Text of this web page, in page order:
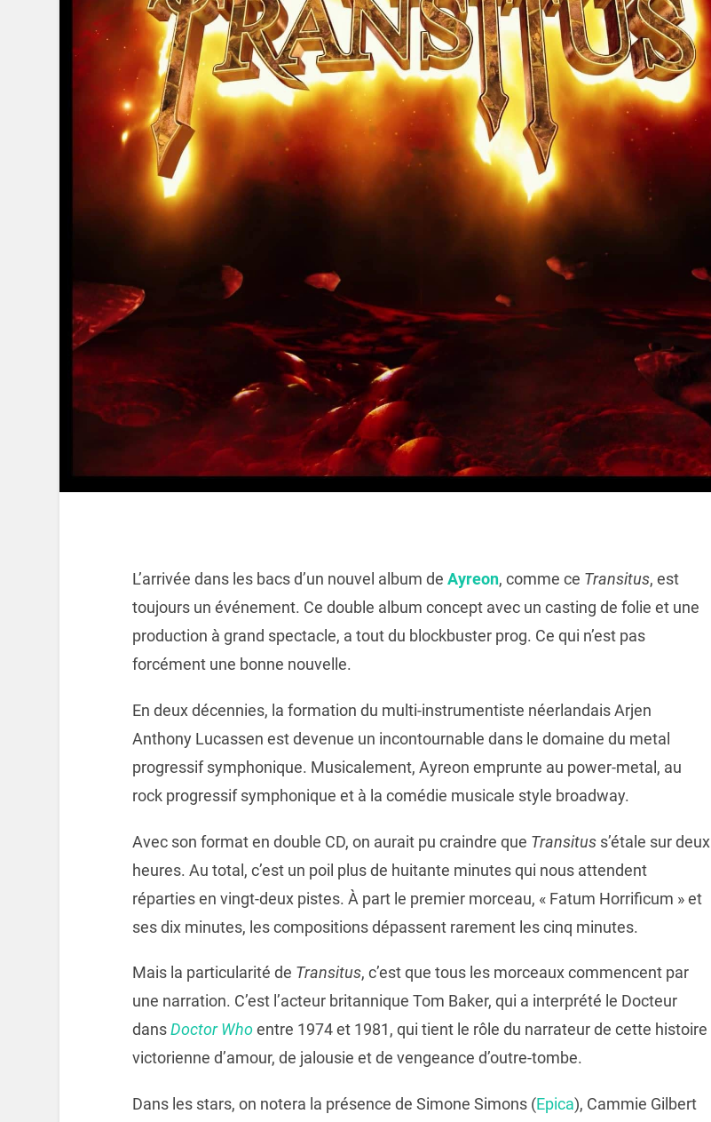
L’arrivée dans les bacs d’un nouvel album de Ayreon, comme ce Transitus, est
toujours un événement. Ce double album concept avec un casting de folie et une
production à grand spectacle, a tout du blockbuster prog. Ce qui n’est pas
forcément une bonne nouvelle.
En deux décennies, la formation du multi-instrumentiste néerlandais Arjen
Anthony Lucassen est devenue un incontournable dans le domaine du metal
progressif symphonique. Musicalement, Ayreon emprunte au power-metal, au
rock progressif symphonique et à la comédie musicale style broadway.
Avec son format en double CD, on aurait pu craindre que Transituss’étale sur deux
heures. Au total, c’est un poil plus de huitante minutes qui nous attendent
réparties en vingt-deux pistes. À part le premier morceau, « Fatum Horrificum » et
ses dix minutes, les compositions dépassent rarement les cinq minutes.
Mais la particularité de Transitus, c’est que tous les morceaux commencent par
une narration. C’est l’acteur britannique Tom Baker, qui a interprété le Docteur
dansDoctor Whoentre 1974 et 1981, qui tient le rôle du narrateur de cette histoire
victorienne d’amour, de jalousie et de vengeance d’outre-tombe.
Dans les stars, on notera la présence de Simone Simons (Epica), Cammie Gilbert